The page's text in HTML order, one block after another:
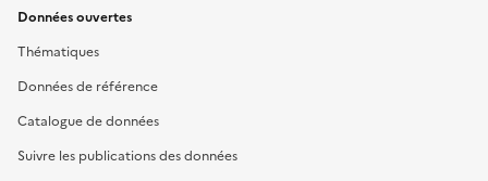
Données ouvertes
Thématiques
Données de référence
Catalogue de données
Suivre les publications des données